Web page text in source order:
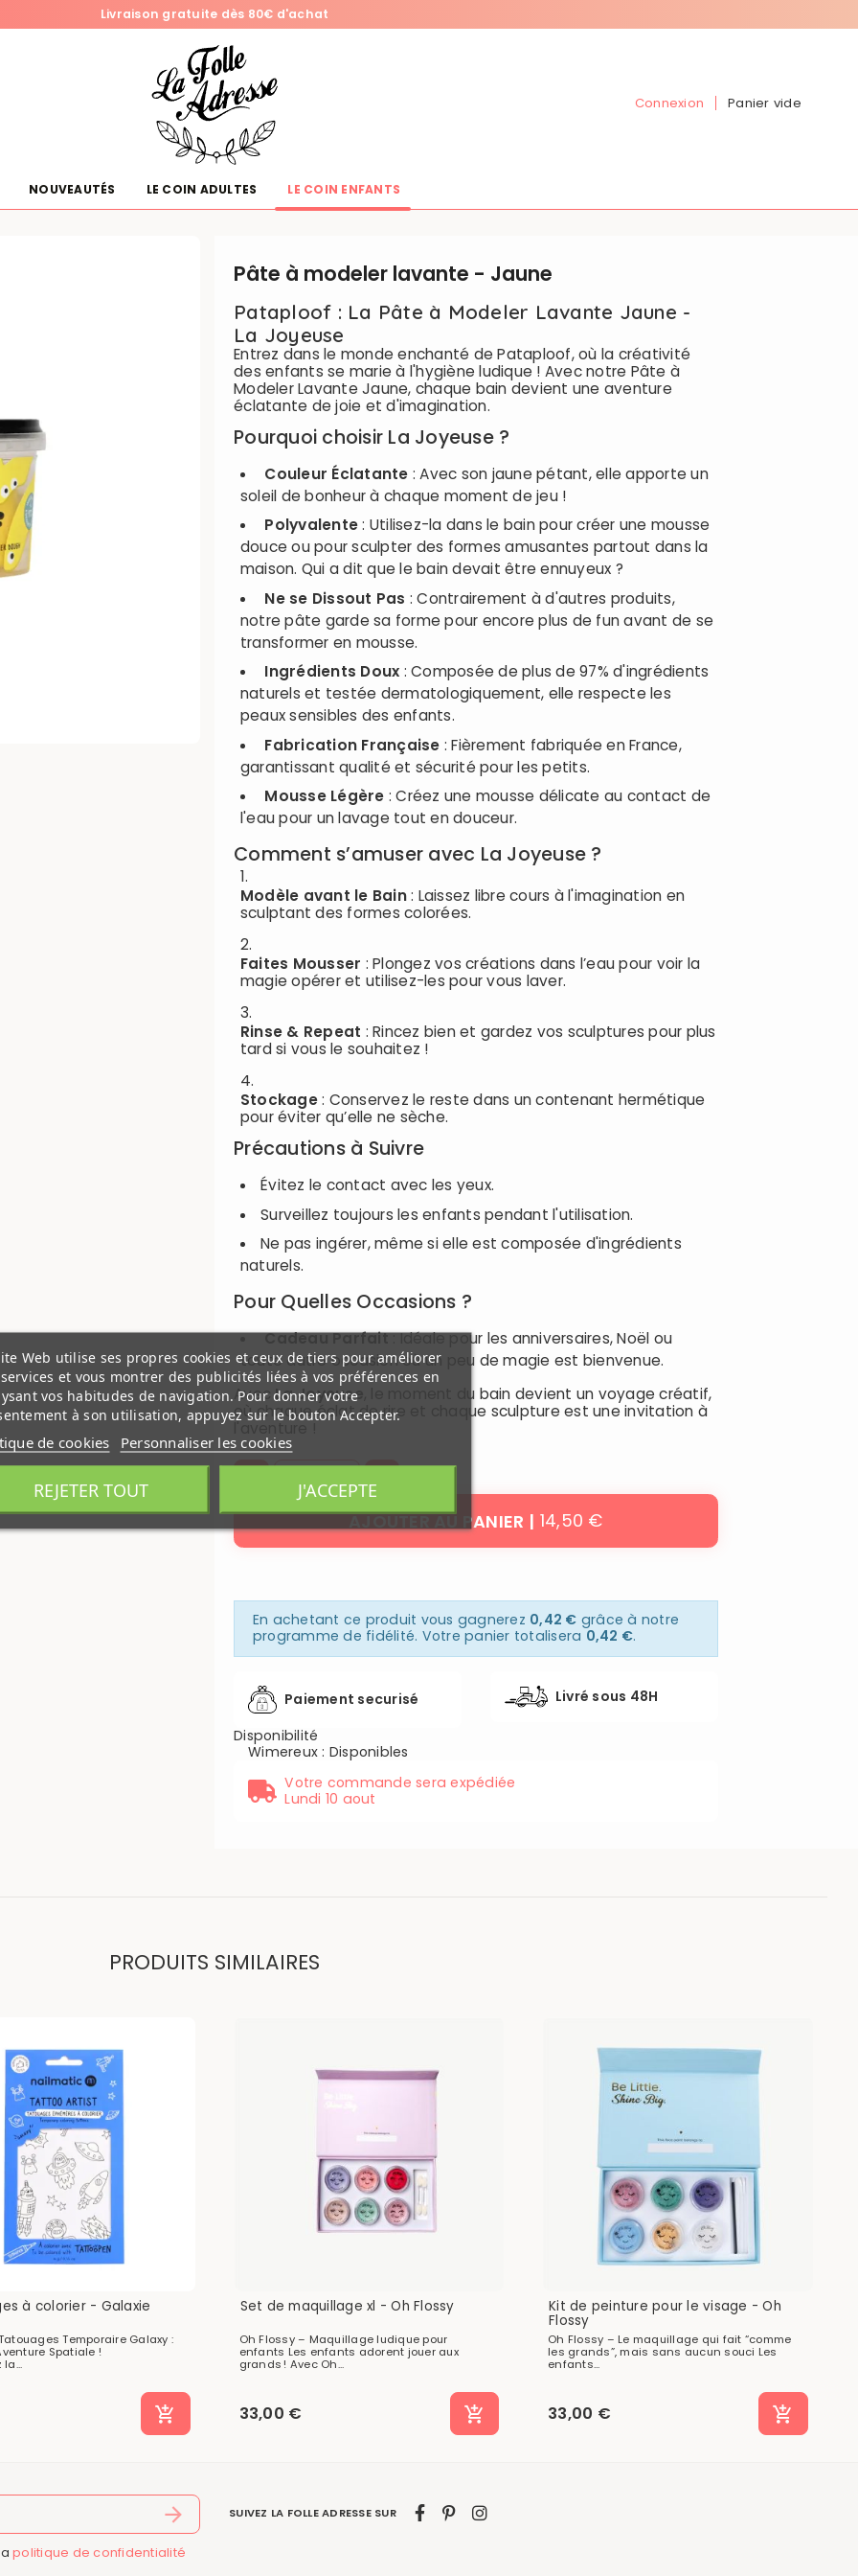
Livraison gratuite dès 80€ d'achat
Connexion Panier vide
NOUVEAUTÉS LE COIN ADULTES LE COIN ENFANTS
Pâte à modeler lavante - Jaune
Pataploof : La Pâte à Modeler Lavante Jaune -
La Joyeuse
Entrez dans le monde enchanté de Pataploof, où la créativité
des enfants se marie à l'hygiène ludique ! Avec notre Pâte à
Modeler Lavante Jaune, chaque bain devient une aventure
éclatante de joie et d'imagination.
Pourquoi choisir La Joyeuse ?
Couleur Éclatante : Avec son jaune pétant, elle apporte un
soleil de bonheur à chaque moment de jeu !
Polyvalente: Utilisez-la dans le bain pour créer une mousse
douce ou pour sculpter des formes amusantes partout dans la
maison. Qui a dit que le bain devait être ennuyeux ?
Ne se Dissout Pas : Contrairement à d'autres produits,
notre pâte garde sa forme pour encore plus de fun avant de se
transformer en mousse.
Ingrédients Doux : Composée de plus de 97% d'ingrédients
naturels et testée dermatologiquement, elle respecte les
peaux sensibles des enfants.
Fabrication Française : Fièrement fabriquée en France,
garantissant qualité et sécurité pour les petits.
Mousse Légère : Créez une mousse délicate au contact de
l'eau pour un lavage tout en douceur.
Comment s’amuser avec La Joyeuse ?
Modèle avant le Bain: Laissez libre cours à l'imagination en
sculptant des formes colorées.
Faites Mousser : Plongez vos créations dans l’eau pour voir la
magie opérer et utilisez-les pour vous laver.
Rinse & Repeat : Rincez bien et gardez vos sculptures pour plus
tard si vous le souhaitez !
Stockage: Conservez le reste dans un contenant hermétique
pour éviter qu’elle ne sèche.
Précautions à Suivre
Évitez le contact avec les yeux.
Surveillez toujours les enfants pendant l'utilisation.
Ne pas ingérer, même si elle est composée d'ingrédients
naturels.
Pour Quelles Occasions ?
Cadeau Parfait: Idéale pour les anniversaires, Noël ou
toute autre occasion où un peu de magie est bienvenue.
AvecLa Joyeuse
, le moment du bain devient un voyage créatif,
où chaque éclat de rire et chaque sculpture est une invitation à
14,50 €
AJOUTER AU PANIER
En achetant ce produit vous gagnerez 0,42 € grâce à notre
programme de fidélité. Votre panier totalisera 0,42 €.
Paiement securisé Livré sous 48H
Disponibilité
Wimereux: Disponibles
Votre commande sera expédiée
Lundi 10 aout
PRODUITS SIMILAIRES
à colorier - Galaxie
Temporaire Galaxy :
Spatiale !
Set de maquillage xl - Oh Flossy
Oh Flossy – Maquillage ludique pour
enfants Les enfants adorent jouer aux
grands ! Avec Oh...
33,00 €
Kit de peinture pour le visage - Oh
Flossy
Oh Flossy – Le maquillage qui fait “comme
les grands”, mais sans aucun souci Les
enfants...
33,00 €
politique de confidentialité
SUIVEZ LA FOLLE ADRESSE SUR
Web utilise ses propres cookies et ceux de tiers pour améliorer
et vous montrer des publicités liées à vos préférences en
vos habitudes de navigation. Pour donner votre
à son utilisation, appuyez sur le bouton Accepter.
de cookies Personnaliser les cookies
REJETER TOUT J'ACCEPTE